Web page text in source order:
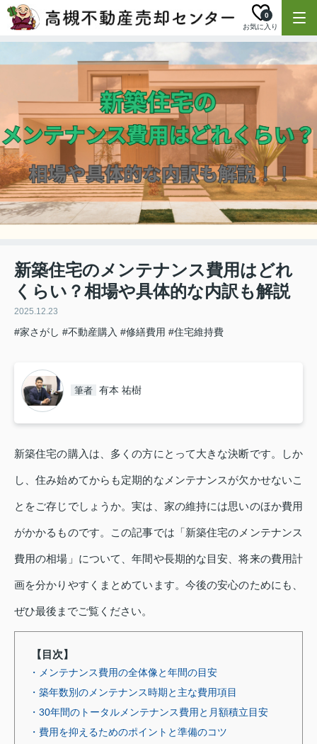
お気に入り
0
新築住宅のメンテナンス費用はどれ
くらい？相場や具体的な内訳も解説
2025.12.23
#家さがし #不動産購入 #修繕費用 #住宅維持費
筆者 有本 祐樹
新築住宅の購入は、多くの方にとって大きな決断です。しか
し、住み始めてからも定期的なメンテナンスが欠かせないこ
とをご存じでしょうか。実は、家の維持には思いのほか費用
がかかるものです。この記事では「新築住宅のメンテナンス
費用の相場」について、年間や長期的な目安、将来の費用計
画を分かりやすくまとめています。今後の安心のためにも、
ぜひ最後までご覧ください。
【目次】
・メンテナンス費用の全体像と年間の目安
・築年数別のメンテナンス時期と主な費用項目
・30年間のトータルメンテナンス費用と月額積立目安
・費用を抑えるためのポイントと準備のコツ